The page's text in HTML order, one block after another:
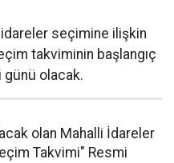
seçimine ilişkin
takviminin başlangıç
olacak.
olan Mahalli İdareler
Takvimi" Resmi